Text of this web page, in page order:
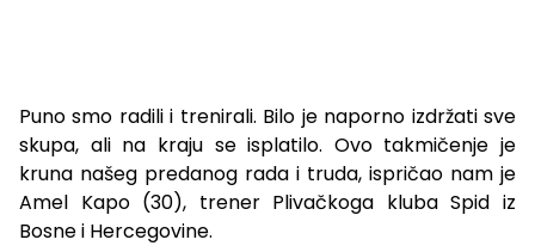
Puno smo radili i trenirali. Bilo je naporno izdržati sve
skupa, ali na kraju se isplatilo. Ovo takmičenje je
kruna našeg predanog rada i truda, ispričao nam je
Amel Kapo (30), trener Plivačkoga kluba Spid iz
Bosne i Hercegovine.